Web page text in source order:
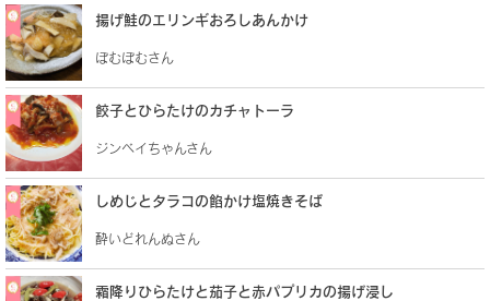
揚げ鮭のエリンギおろしあんかけ
ぽむぽむさん
餃子とひらたけのカチャトーラ
ジンベイちゃんさん
しめじとタラコの餡かけ塩焼きそば
酔いどれんぬさん
霜降りひらたけと茄子と赤パプリカの揚げ浸し